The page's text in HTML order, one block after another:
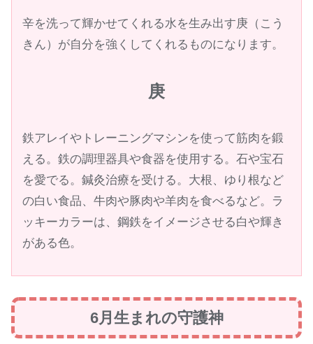
辛を洗って輝かせてくれる水を生み出す庚（こう
きん）が自分を強くしてくれるものになります。
庚
鉄アレイやトレーニングマシンを使って筋肉を鍛
える。鉄の調理器具や食器を使用する。石や宝石
を愛でる。鍼灸治療を受ける。大根、ゆり根など
の白い食品、牛肉や豚肉や羊肉を食べるなど。ラ
ッキーカラーは、鋼鉄をイメージさせる白や輝き
がある色。
6月生まれの守護神